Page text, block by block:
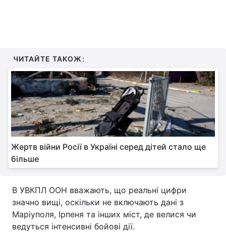
ЧИТАЙТЕ ТАКОЖ:
Жертв війни Росії в Україні серед дітей стало ще
більше
В УВКПЛ ООН вважають, що реальні цифри
значно вищі, оскільки не включають дані з
Маріуполя, Ірпеня та інших міст, де велися чи
ведуться інтенсивні бойові дії.